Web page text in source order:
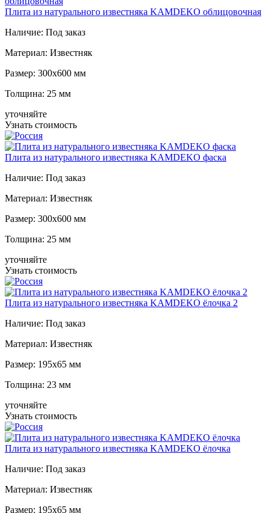
Плита из натурального известняка KAMDEKO облицовочная
Наличие: Под заказ
Материал: Известняк
Размер: 300x600 мм
Толщина: 25 мм
уточняйте
Узнать стоимость
Плита из натурального известняка KAMDEKO фаска
Наличие: Под заказ
Материал: Известняк
Размер: 300x600 мм
Толщина: 25 мм
уточняйте
Узнать стоимость
Плита из натурального известняка KAMDEKO ёлочка 2
Наличие: Под заказ
Материал: Известняк
Размер: 195x65 мм
Толщина: 23 мм
уточняйте
Узнать стоимость
Плита из натурального известняка KAMDEKO ёлочка
Наличие: Под заказ
Материал: Известняк
Размер: 195x65 мм